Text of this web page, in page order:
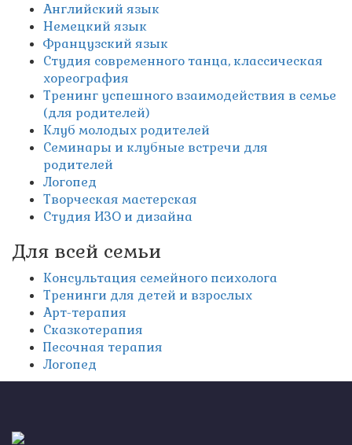
Английский язык
Немецкий язык
Французский язык
Студия современного танца, классическая
хореография
Тренинг успешного взаимодействия в семье
(для родителей)
Клуб молодых родителей
Семинары и клубные встречи для
родителей
Логопед
Творческая мастерская
Студия ИЗО и дизайна
Для всей семьи
Консультация семейного психолога
Тренинги для детей и взрослых
Арт-терапия
Сказкотерапия
Песочная терапия
Логопед